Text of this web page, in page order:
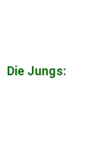
Die Jungs: